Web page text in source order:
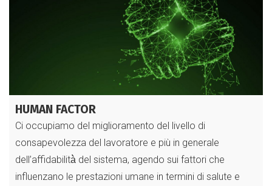
HUMAN FACTOR
Ci occupiamo del miglioramento del livello di
consapevolezza del lavoratore e più in generale
dell’affidabilità̀ del sistema, agendo sui fattori che
influenzano le prestazioni umane in termini di salute e